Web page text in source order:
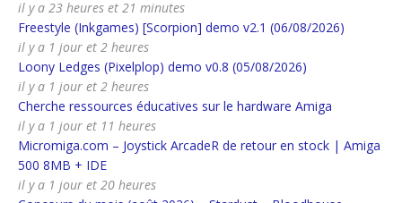
il y a 23 heures et 21 minutes
Freestyle (Inkgames) [Scorpion] demo v2.1 (06/08/2026)
il y a 1 jour et 2 heures
Loony Ledges (Pixelplop) demo v0.8 (05/08/2026)
il y a 1 jour et 2 heures
Cherche ressources éducatives sur le hardware Amiga
il y a 1 jour et 11 heures
Micromiga.com – Joystick ArcadeR de retour en stock | Amiga
500 8MB + IDE
il y a 1 jour et 20 heures